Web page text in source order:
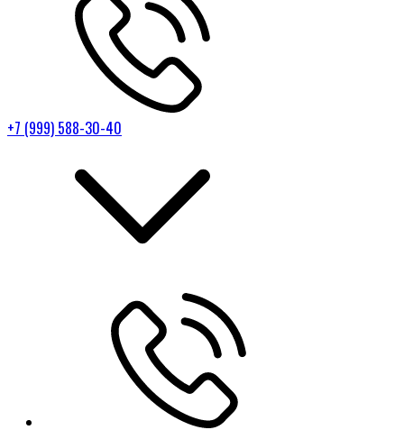
+7 (999) 588-30-40